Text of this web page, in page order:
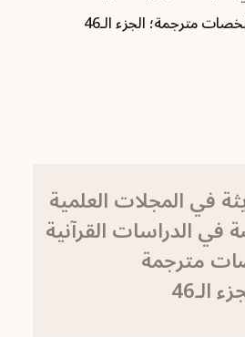
مترجمة؛ الجزء الـ46
في المجلات العلمية
في الدراسات القرآنية
مترجمة
الـ46